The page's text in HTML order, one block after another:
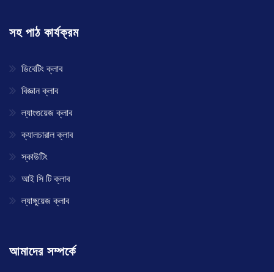
সহ পাঠ কার্যক্রম
ডিবেটিং ক্লাব
বিজ্ঞান ক্লাব
ল্যাংগুয়েজ ক্লাব
ক্যালচারাল ক্লাব
স্কাউটিং
আই সি টি ক্লাব
ল্যাঙ্গুয়েজ ক্লাব
আমাদের সম্পর্কে